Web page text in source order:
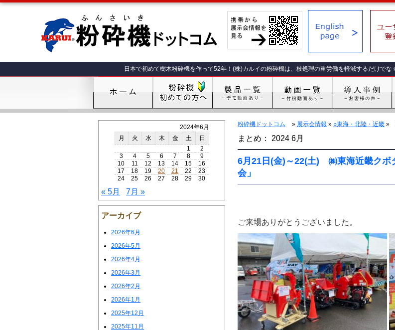
日本で初めて樹木粉砕機を作って52年！(株)カルイの粉砕機は、枝処理の重労働を軽減するだけで
2024年6月
月
火 水 木 金 土
日
1
2
3
4 5 6 7 8
9
10
11 12 13 14 15
16
17
18 19 20 21 22
23
24
25 26 27 28 29 30
« 5月 7月 »
アーカイブ
2026年6月
2026年5月
2026年4月
2026年3月
2026年2月
2026年1月
2025年12月
2025年11月
粉砕機ドットコム » 展示会情報 » ○東海・北陸・近畿 »
まとめ： 2024 6月
6月21日(金)～22(土) ㈱東海近畿クボ
会」
ご来場ありがとうございました。